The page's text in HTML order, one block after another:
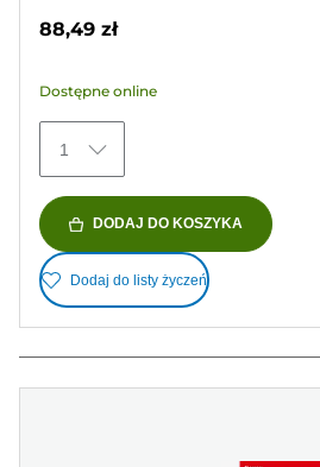
5
74
Recenzji
88,49 zł
Dostępne online
1
DODAJ DO KOSZYKA
Dodaj do listy życzeń